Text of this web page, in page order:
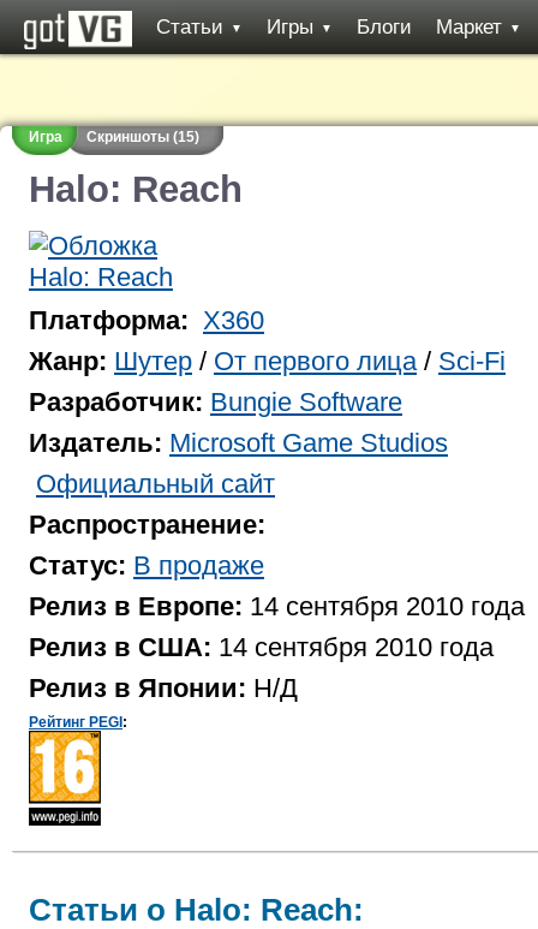
Статьи ▼ Игры ▼ Блоги Маркет ▼
Игра Скриншоты (15)
Halo: Reach
Платформа: X360
Жанр: Шутер / От первого лица/ Sci-Fi
Разработчик: Bungie Software
Издатель: Microsoft Game Studios
Официальный сайт
Распространение:
Статус: В продаже
Релиз в Европе: 14 сентября 2010 года
Релиз в США: 14 сентября 2010 года
Релиз в Японии: Н/Д
Рейтинг PEGI :
Статьи о Halo: Reach: